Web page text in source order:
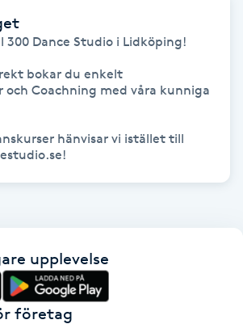
300 Dance Studio i Lidköping!
bokar du enkelt
och Coachning med våra kunniga
hänvisar vi istället till
upplevelse
företag